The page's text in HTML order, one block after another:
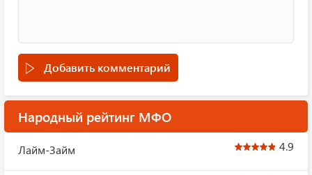
Добавить комментарий
Народный рейтинг МФО
Лайм-Займ 4.9